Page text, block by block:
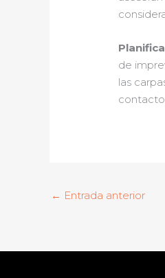
de
las
contacto
← Entrada anterior